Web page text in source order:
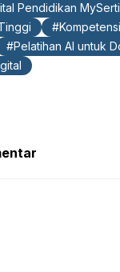
Pendidikan
Pelatihan AI untuk